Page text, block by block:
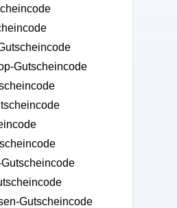
Gutscheincode
Gutscheincode